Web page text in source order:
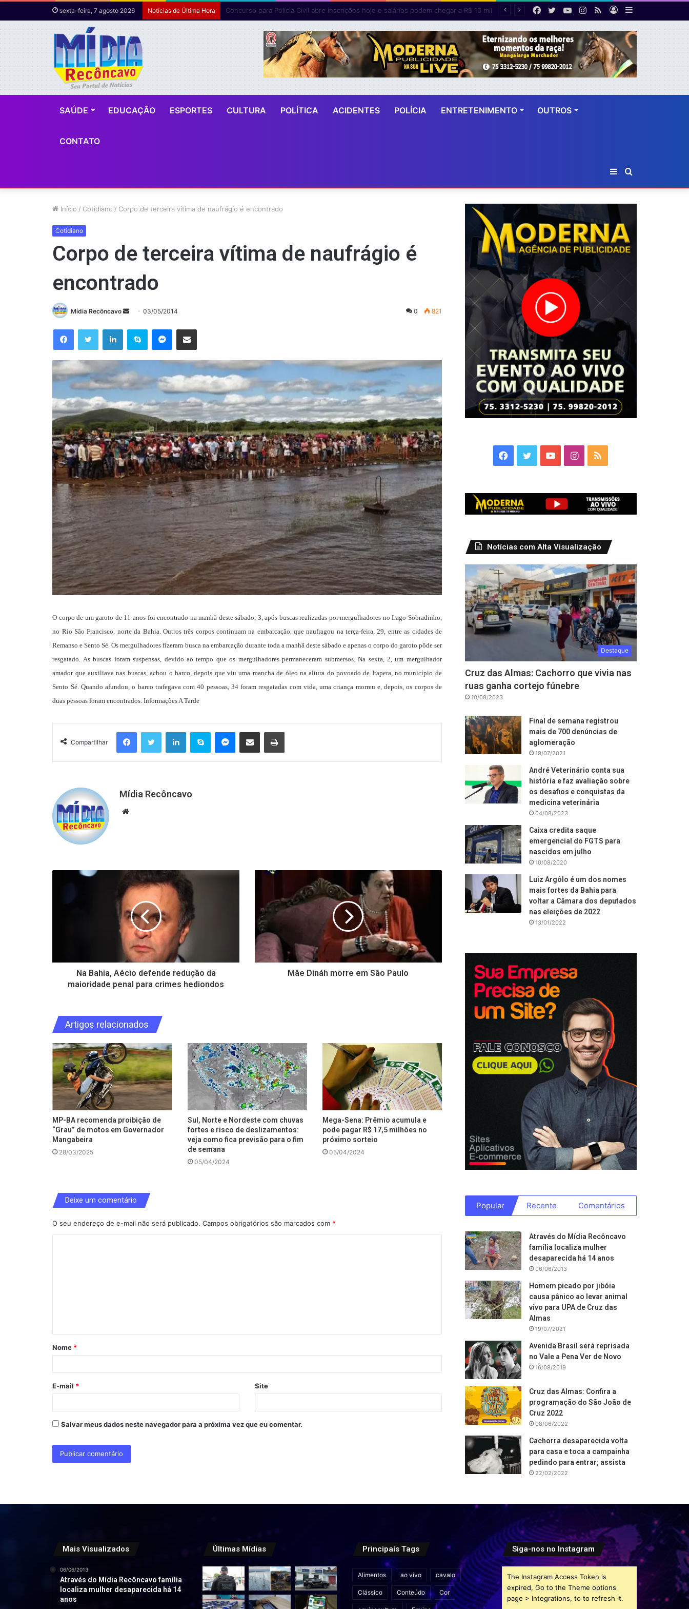
sexta-feira, 7 agosto 2026 Notícias de Última Hora Obras da Ponte Salvador- Vera Cruz avançam e já geram cerca de 600 empregos
Barra
Lateral
Entrar
RSS
Instagram
YouTube
Twitter
Facebook
SAÚDE EDUCAÇÃO ESPORTES CULTURA POLÍTICA ACIDENTES POLÍCIA ENTRETENIMENTO OUTROS
CONTATO
por
Barra
Lateral
Início / Cotidiano / Corpo de terceira vítima de naufrágio é encontrado
Cotidiano
Corpo de terceira vítima de naufrágio é
encontrado
Mídia Recôncavo
Mande
e-
03/05/2014 0 821
FacebookTwitter LinkedinSkype Messenger
Compartilhar via e-mail
O corpo de um garoto de 11 anos foi encontrado na manhã deste sábado, 3, após buscas realizadas por mergulhadores no Lago Sobradinho,
no Rio São Francisco, norte da Bahia. Outros três corpos continuam na embarcação, que naufragou na terça-feira, 29, entre as cidades de
Remanso e Sento Sé. Os mergulhadores fizeram busca na embarcação durante toda a manhã deste sábado e apenas o corpo do garoto pôde ser
resgatado. As buscas foram suspensas, devido ao tempo que os mergulhadores permaneceram submersos. Na sexta, 2, um mergulhador
amador que auxiliava nas buscas, achou o barco, depois que viu uma mancha de óleo na altura do povoado de Itapera, no município de
Sento Sé. Quando afundou, o barco trafegava com 40 pessoas, 34 foram resgatadas com vida, uma criança morreu e, depois, os corpos de
duas pessoas foram encontrados. Informações A Tarde
Compartilhar
FacebookTwitter LinkedinSkype Messenger
Compartilhar via e-mail Imprimir
Mídia Recôncavo
Website
Na Bahia, Aécio defende redução da
maioridade penal para crimes hediondos
Mãe Dináh morre em São Paulo
Artigos relacionados
MP-BA recomenda proibição de
“Grau” de motos em Governador
Mangabeira
28/03/2025
Sul, Norte e Nordeste com chuvas
fortes e risco de deslizamentos:
veja como fica previsão para o fim
de semana
05/04/2024
Mega-Sena: Prêmio acumula e
pode pagar R$ 17,5 milhões no
próximo sorteio
05/04/2024
Deixe um comentário
O seu endereço de e-mail não será publicado. Campos obrigatórios são marcados com *
á
r
*
Nome *
E-mail * Site
Salvar meus dados neste navegador para a próxima vez que eu comentar.
Facebook
TwitterYouTubeInstagram
RSS
Notícias com Alta Visualização
Destaque
Cruz das Almas: Cachorro que vivia nas
ruas ganha cortejo fúnebre
10/08/2023
Final de semana registrou
mais de 700 denúncias de
aglomeração
19/07/2021
André Veterinário conta sua
história e faz avaliação sobre
os desafios e conquistas da
medicina veterinária
04/08/2023
Caixa credita saque
emergencial do FGTS para
nascidos em julho
10/08/2020
Luiz Argôlo é um dos nomes
mais fortes da Bahia para
voltar a Câmara dos deputados
nas eleições de 2022
13/01/2022
Popular Recente Comentários
Através do Mídia Recôncavo
família localiza mulher
desaparecida há 14 anos
06/06/2013
Homem picado por jibóia
causa pânico ao levar animal
vivo para UPA de Cruz das
Almas
19/07/2021
Avenida Brasil será reprisada
no Vale a Pena Ver de Novo
16/09/2019
Cruz das Almas: Confira a
programação do São João de
Cruz 2022
08/06/2022
Cachorra desaparecida volta
para casa e toca a campainha
pedindo para entrar; assista
22/02/2022
Mais Visualizados
06/06/2013
Através do Mídia Recôncavo família
localiza mulher desaparecida há 14
anos
Últimas Mídias Principais Tags
Alimentos ao vivo cavalo
Clássico Conteúdo Cor
Siga-nos no Instagram
The Instagram Access Token is
expired, Go to the Theme options
page > Integrations, to to refresh it.